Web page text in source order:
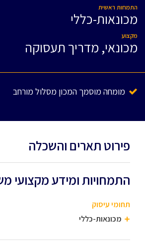
התמחות ראשית
מכונאות-כללי
מקצוע
מכונאי, מדריך תעסוקה
מומחה מוסמך המכון מסלול מורחב
פירוט תארים והשכלה
התמחויות ומידע מקצועי
תחומי עיסוק
מכונאות-כללי